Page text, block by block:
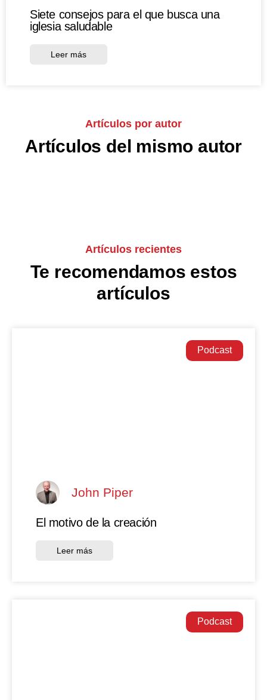
Siete consejos para el que busca una
iglesia saludable
Leer más
Artículos por autor
Artículos del mismo autor
Artículos recientes
Te recomendamos estos
artículos
Podcast
John Piper
El motivo de la creación
Leer más
Podcast